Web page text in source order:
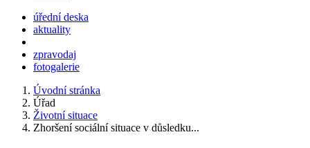
úřední deska
aktuality
zpravodaj
fotogalerie
Úvodní stránka
Úřad
Životní situace
Zhoršení sociální situace v důsledku...